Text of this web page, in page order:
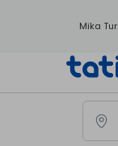
Mika